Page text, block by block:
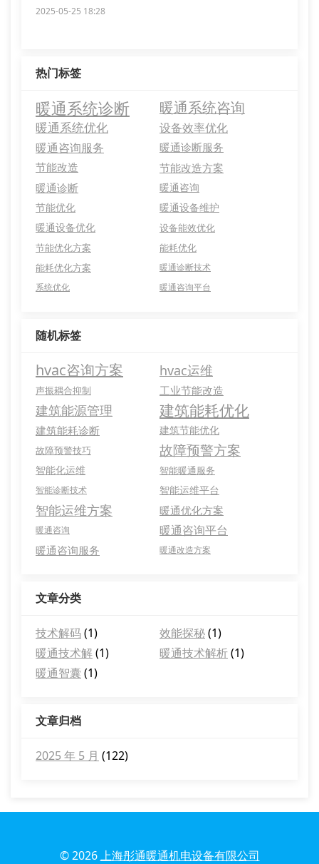
2025-05-25 18:28
热门标签
暖通系统诊断 暖通系统咨询
暖通系统优化
设备效率优化
暖通咨询服务
暖通诊断服务
节能改造
节能改造方案
暖通诊断
暖通咨询
节能优化
暖通设备维护
暖通设备优化
设备能效优化
节能优化方案
能耗优化
能耗优化方案
暖通诊断技术
系统优化
暖通咨询平台
随机标签
hvac咨询方案 hvac运维
声振耦合抑制 工业节能改造
建筑能源管理 建筑能耗优化
建筑能耗诊断 建筑节能优化
故障预警技巧 故障预警方案
智能化运维 智能暖通服务
智能诊断技术 智能运维平台
智能运维方案 暖通优化方案
暖通咨询 暖通咨询平台
暖通咨询服务 暖通改造方案
文章分类
技术解码 (1) 效能探秘(1)
暖通技术解(1) 暖通技术解析(1)
暖通智囊 (1)
文章归档
2025 年 5 月 (122)
© 2026上海彤通暖通机电设备有限公司